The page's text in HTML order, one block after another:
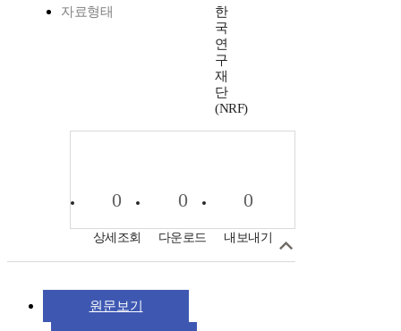
자료형태
한
국
연
구
재
단
(NRF)
0
상세조회
0
다운로드
0
내보내기
원문보기